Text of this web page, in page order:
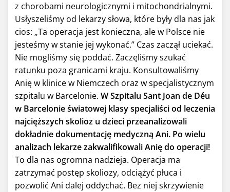
z chorobami neurologicznymi i mitochondrialnymi.
Usłyszeliśmy od lekarzy słowa, które były dla nas jak
cios: „Ta operacja jest konieczna, ale w Polsce nie
jesteśmy w stanie jej wykonać.” Czas zaczął uciekać.
Nie mogliśmy się poddać. Zaczęliśmy szukać
ratunku poza granicami kraju. Konsultowaliśmy
Anię w klinice w Niemczech oraz w specjalistycznym
szpitalu w Barcelonie. W Szpitalu Sant Joan de Déu
w Barcelonie światowej klasy specjaliści od leczenia
najcięższych skolioz u dzieci przeanalizowali
dokładnie dokumentację medyczną Ani. Po wielu
analizach lekarze zakwalifikowali Anię do operacji!
To dla nas ogromna nadzieja. Operacja ma
zatrzymać postęp skoliozy, odciążyć płuca i
pozwolić Ani dalej oddychać. Bez niej skrzywienie